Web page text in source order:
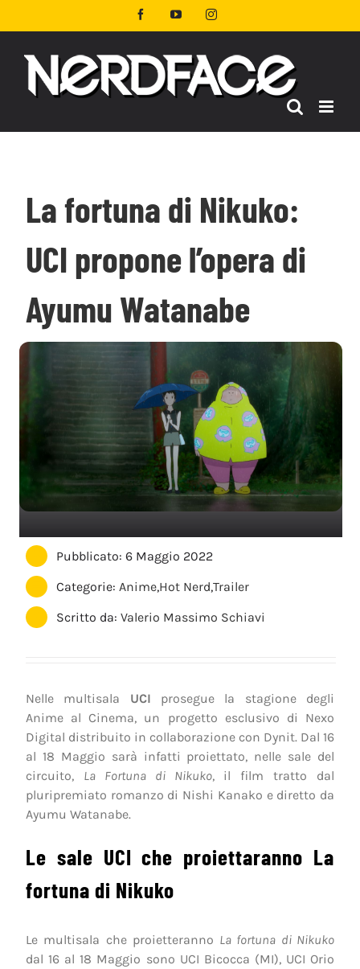
al
FacebookYouTubeInstagram
La fortuna di Nikuko:
UCI propone l’opera di
Ayumu Watanabe
Pubblicato: 6 Maggio 2022
Categorie:Anime,Hot Nerd,Trailer
Scritto da:Valerio Massimo Schiavi
Nelle multisala UCI prosegue la stagione degli
Anime al Cinema, un progetto esclusivo di Nexo
Digital distribuito in collaborazione con Dynit. Dal 16
al 18 Maggio sarà infatti proiettato, nelle sale del
circuito, La Fortuna di Nikuko, il film tratto dal
pluripremiato romanzo di Nishi Kanako e diretto da
Ayumu Watanabe.
Le sale UCI che proiettaranno La
fortuna di Nikuko
Le multisala che proietteranno La fortuna di Nikuko
dal 16 al 18 Maggio sono UCI Bicocca (MI), UCI Orio